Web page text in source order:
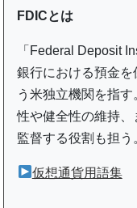
FDICとは
「Federal Deposit
銀行における預金
う米独立機関を指
性や健全性の維持
監督する役割も担う
仮想通貨用語集